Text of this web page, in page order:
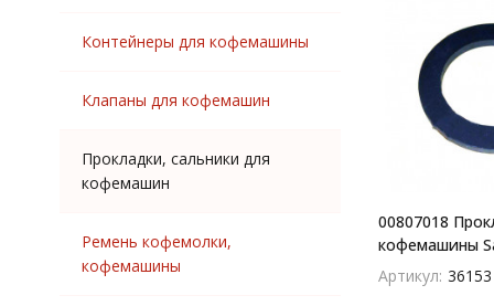
00807018
кофемашины
Артикул: 36153
Контейнеры для кофемашины
Клапаны для кофемашин
Прокладки, сальники для
кофемашин
Ремень кофемолки,
кофемашины